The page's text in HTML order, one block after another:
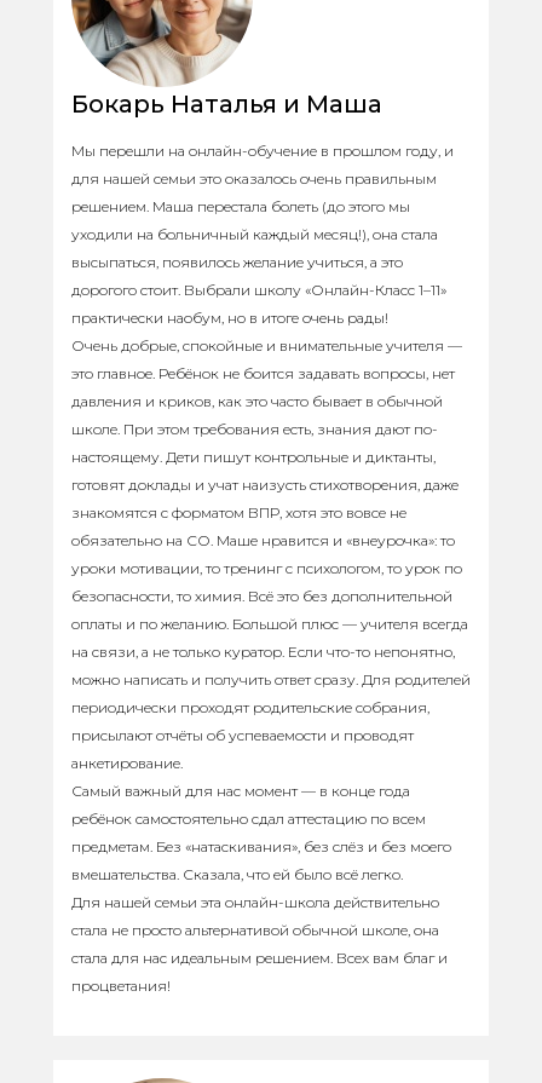
Бокарь Наталья и Маша
Мы перешли на онлайн-обучение в прошлом году, и
для нашей семьи это оказалось очень правильным
решением. Маша перестала болеть (до этого мы
уходили на больничный каждый месяц!), она стала
высыпаться, появилось желание учиться, а это
дорогого стоит. Выбрали школу «Онлайн-Класс 1–11»
практически наобум, но в итоге очень рады!
Очень добрые, спокойные и внимательные учителя —
это главное. Ребёнок не боится задавать вопросы, нет
давления и криков, как это часто бывает в обычной
школе. При этом требования есть, знания дают по-
настоящему. Дети пишут контрольные и диктанты,
готовят доклады и учат наизусть стихотворения, даже
знакомятся с форматом ВПР, хотя это вовсе не
обязательно на СО. Маше нравится и «внеурочка»: то
уроки мотивации, то тренинг с психологом, то урок по
безопасности, то химия. Всё это без дополнительной
оплаты и по желанию. Большой плюс — учителя всегда
на связи, а не только куратор. Если что-то непонятно,
можно написать и получить ответ сразу. Для родителей
периодически проходят родительские собрания,
присылают отчёты об успеваемости и проводят
анкетирование.
Самый важный для нас момент — в конце года
ребёнок самостоятельно сдал аттестацию по всем
предметам. Без «натаскивания», без слёз и без моего
вмешательства. Сказала, что ей было всё легко.
Для нашей семьи эта онлайн-школа действительно
стала не просто альтернативой обычной школе, она
стала для нас идеальным решением. Всех вам благ и
процветания!